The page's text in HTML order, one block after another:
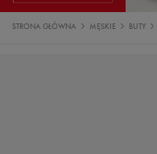
STRONA GŁÓWNA MĘSKIE BUTY